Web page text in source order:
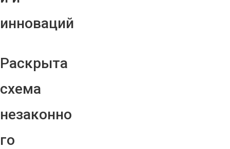
инноваций
Раскрыта
схема
незаконно
го